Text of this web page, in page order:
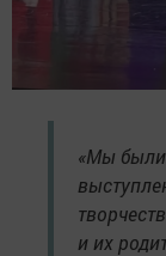
«Мы были
и их